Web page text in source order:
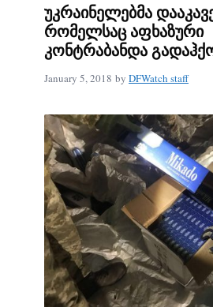
უკრაინელებმა
რომელსაც აფხაზური
კონტრაბანდა
January 5, 2018 by DFWatch staff